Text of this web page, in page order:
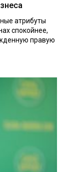
атрибуты
спокойнее,
правую